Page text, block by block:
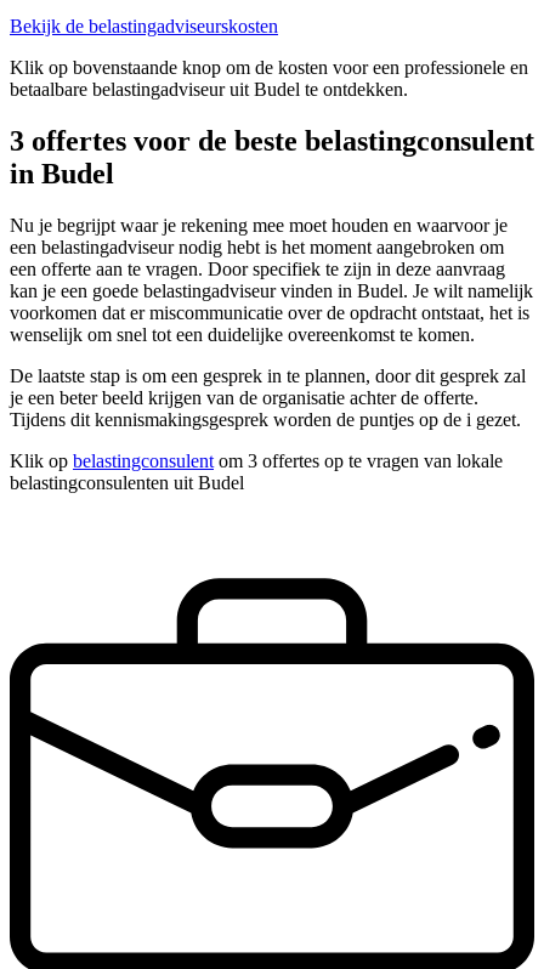
Bekijk de belastingadviseurskosten
Klik op bovenstaande knop om de kosten voor een professionele en
betaalbare belastingadviseur uit Budel te ontdekken.
3 offertes voor de beste belastingconsulent
in Budel
Nu je begrijpt waar je rekening mee moet houden en waarvoor je
een belastingadviseur nodig hebt is het moment aangebroken om
een offerte aan te vragen. Door specifiek te zijn in deze aanvraag
kan je een goede belastingadviseur vinden in Budel. Je wilt namelijk
voorkomen dat er miscommunicatie over de opdracht ontstaat, het is
wenselijk om snel tot een duidelijke overeenkomst te komen.
De laatste stap is om een gesprek in te plannen, door dit gesprek zal
je een beter beeld krijgen van de organisatie achter de offerte.
Tijdens dit kennismakingsgesprek worden de puntjes op de i gezet.
Klik op belastingconsulent om 3 offertes op te vragen van lokale
belastingconsulenten uit Budel